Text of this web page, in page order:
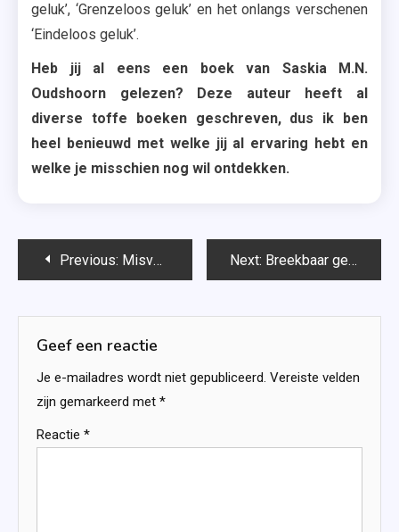
geluk’, ‘Grenzeloos geluk’ en het onlangs verschenen
‘Eindeloos geluk’.
Heb jij al eens een boek van Saskia M.N.
Oudshoorn gelezen? Deze auteur heeft al
diverse toffe boeken geschreven, dus ik ben
heel benieuwd met welke jij al ervaring hebt en
welke je misschien nog wil ontdekken.
Bericht
Previous: Misverstand in de urban jungle (Misverstand #2) – Lis Lucassen Next: Breekbaar geluk (Geluk #2) – Saskia M.N. Oudshoorn
Geef een reactie
Je e-mailadres wordt niet gepubliceerd. Vereiste velden
zijn gemarkeerd met *
Reactie *